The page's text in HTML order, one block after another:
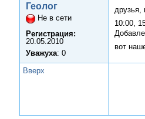
Геолог
Не в сети
Регистрация:
20.05.2010
Уважуха: 0
друзья,
10:00,
вот
Вверх